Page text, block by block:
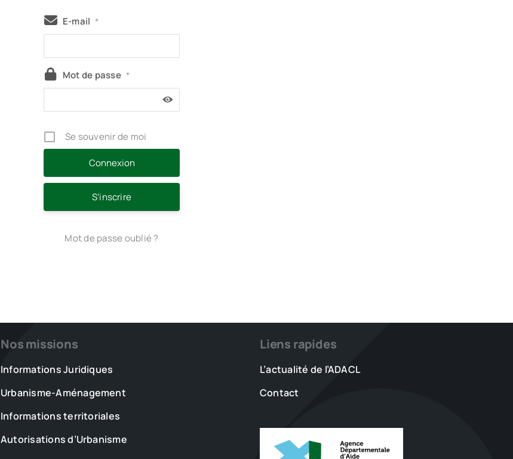
E-mail *
Mot de passe *
Se souvenir de moi
S’inscrire
Mot de passe oublié ?
Nos missions
Informations Juridiques
Urbanisme-Aménagement
Informations territoriales
Autorisations d’Urbanisme
Liens rapides
L’actualité de l’ADACL
Contact